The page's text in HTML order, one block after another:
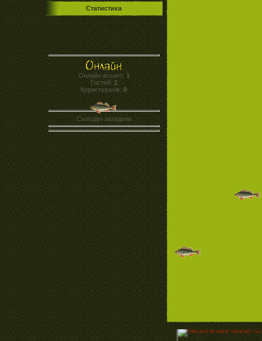
Статистика
Онлайн всього: 1
Гостей: 1
Користувачів: 0
Сьогодні заходили